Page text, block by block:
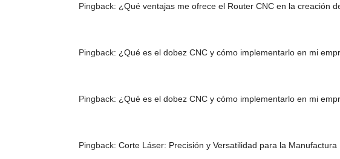
Pingback: ¿Qué ventajas me ofrece el Router CNC en la creación
Pingback: ¿Qué es el dobez CNC y cómo implementarlo en mi
Pingback: ¿Qué es el dobez CNC y cómo implementarlo en mi
Pingback: Corte Láser: Precisión y Versatilidad para la Manufactura